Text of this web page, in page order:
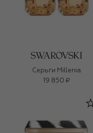
Серьги Millenia
19 850 ₽